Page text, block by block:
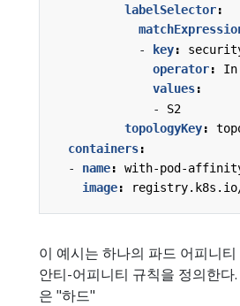
labelSelector:
-
key:
operator:
In
values:
- S2
topologyKey:
containers:
- name:
with-pod-
image:
이 예시는 하나의 파드 어피니
안티-어피니티 규칙을 정의한다
은 "하드"